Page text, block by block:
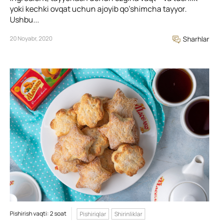
yoki kechki ovqat uchun ajoyib qo’shimcha tayyor.
Ushbu...
20 Noyabr, 2020 Sharhlar
Pishirish vaqti: 2 soat Pishiriqlar Shirinliklar